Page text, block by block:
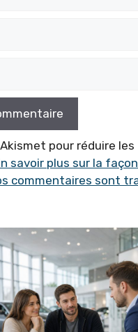
pour réduire les
savoir plus sur la
commentaires sont